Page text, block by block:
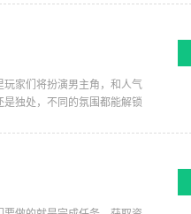
玩家们将扮演男主角，和人气
独处，不同的氛围都能解锁